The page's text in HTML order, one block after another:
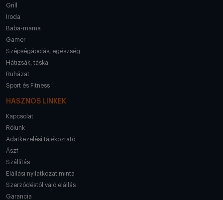
Grill
Iroda
Baba-mama
Gamer
Szépségápolás, egészség
Hátizsák, táska
Ruházat
Sport és Fitness
HASZNOS LINKEK
Kapcsolat
Rólunk
Adatkezelési tájékoztató
Ászf
Szállítás
Elállási nyilatkozat minta
Szerződéstől való elállás
Garancia